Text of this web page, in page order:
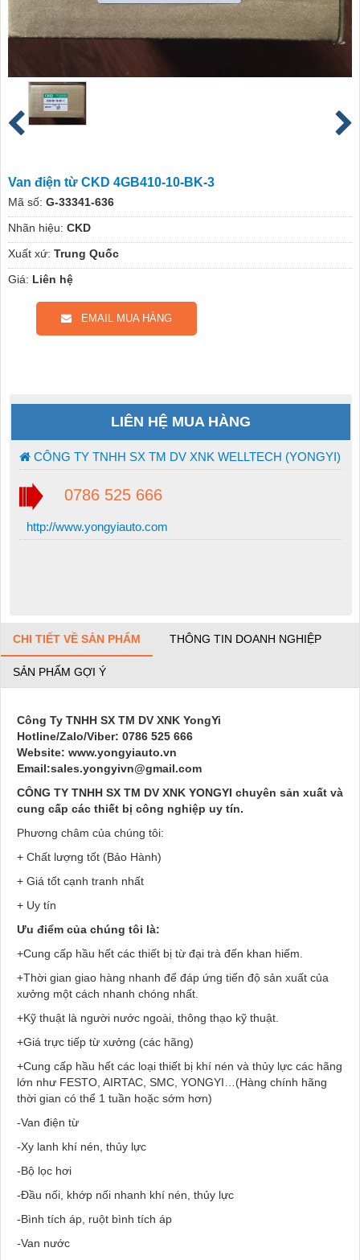
Van điện từ CKD 4GB410-10-BK-3
Mã số: G-33341-636
Nhãn hiệu: CKD
Xuất xứ: Trung Quốc
Giá: Liên hệ
EMAIL MUA HÀNG
LIÊN HỆ MUA HÀNG
CÔNG TY TNHH SX TM DV XNK WELLTECH (YONGYI)
0786 525 666
http://www.yongyiauto.com
CHI TIẾT VỀ SẢN PHẨM THÔNG TIN DOANH NGHIỆP
SẢN PHẨM GỢI Ý
Công Ty TNHH SX TM DV XNK YongYi
Hotline/Zalo/Viber: 0786 525 666
Website: www.yongyiauto.vn
Email:sales.yongyivn@gmail.com
CÔNG TY TNHH SX TM DV XNK YONGYI chuyên sản xuất và
cung cấp các thiết bị công nghiệp uy tín.
Phương châm của chúng tôi:
+ Chất lượng tốt (Bảo Hành)
+ Giá tốt cạnh tranh nhất
+ Uy tín
Ưu điểm của chúng tôi là:
+Cung cấp hầu hết các thiết bị từ đại trà đến khan hiếm.
+Thời gian giao hàng nhanh để đáp ứng tiến độ sản xuất của
xưởng một cách nhanh chóng nhất.
+Kỹ thuật là người nước ngoài, thông thạo kỹ thuật.
+Giá trực tiếp từ xưởng (các hãng)
+Cung cấp hầu hết các loại thiết bị khí nén và thủy lực các hãng
lớn như FESTO, AIRTAC, SMC, YONGYI…(Hàng chính hãng
thời gian có thể 1 tuần hoặc sớm hơn)
-Van điện từ
-Xy lanh khí nén, thủy lực
-Bộ lọc hơi
-Đầu nối, khớp nối nhanh khí nén, thủy lực
-Bình tích áp, ruột bình tích áp
-Van nước